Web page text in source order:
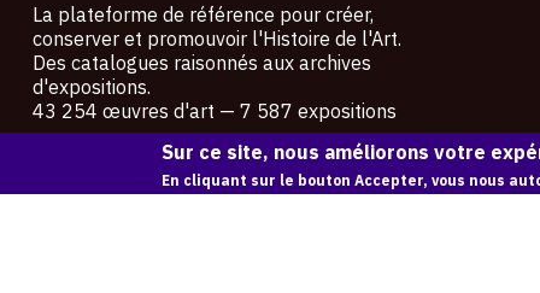
La plateforme de référence pour créer,
conserver et promouvoir l'Histoire de l'Art.
Des catalogues raisonnés aux archives
d'expositions.
43 254 œuvres d'art — 7 587 expositions
Copyright © OAM 2026. Tous droits réservés.
Sur ce site, nous améliorons votre
En cliquant sur le bouton Accepter, vous nous